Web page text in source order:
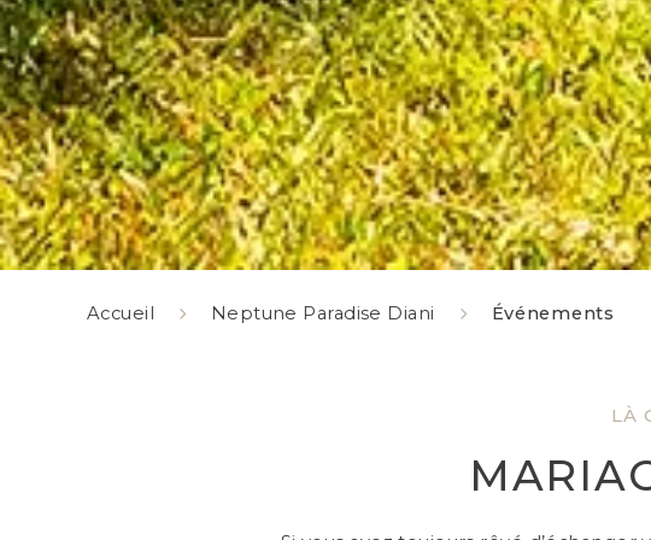
LÀ
Accueil Neptune Paradise Diani Événements